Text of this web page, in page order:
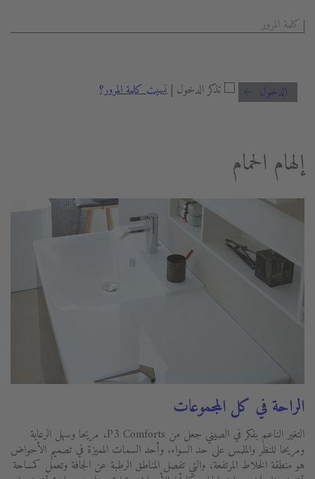
تذكر الدخول | نسيت كلمة المرور؟ الدخول
إلهام الحمام
الراحة في كل المجموعات
التغير الناعم بفكر في الصيني جعل من P3 Comforts، مريحا وسهل الرعاية
ومريحا للنظر والملمس على حد السواء. وأحد السمات المميزة في تصميم الأحواض
هو منطقة الخلاط المرتفعة، والتي تفصل المناطق الرطبة عن الجافة وتعمل كمساحة